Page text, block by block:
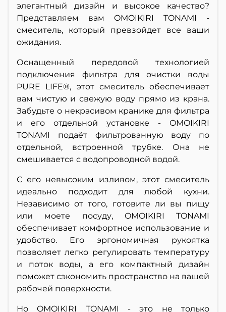
элегантный дизайн и высокое качество?
Представляем вам OMOIKIRI TONAMI -
смеситель, который превзойдет все ваши
ожидания.
Оснащенный передовой технологией
подключения фильтра для очистки воды
PURE LIFE®, этот смеситель обеспечивает
вам чистую и свежую воду прямо из крана.
Забудьте о некрасивом кранике для фильтра
и его отдельной установке - OMOIKIRI
TONAMI подаёт фильтрованную воду по
отдельной, встроенной трубке. Она не
смешивается с водопроводной водой.
С его невысоким изливом, этот смеситель
идеально подходит для любой кухни.
Независимо от того, готовите ли вы пищу
или моете посуду, OMOIKIRI TONAMI
обеспечивает комфортное использование и
удобство. Его эргономичная рукоятка
позволяет легко регулировать температуру
и поток воды, а его компактный дизайн
поможет сэкономить пространство на вашей
рабочей поверхности.
Но OMOIKIRI TONAMI - это не только